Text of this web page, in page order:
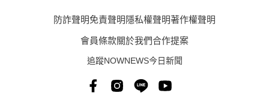
防詐聲明免責聲明隱私權聲明著作權聲明
會員條款關於我們合作提案
追蹤NOWNEWS今日新聞